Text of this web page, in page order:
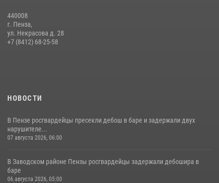
Начальник Управления Росгвардии по Пензенской области Павел
Пучков посетил 55-й Всероссийский Лермонтовский праздник
440008
г. Пенза,
ул. Некрасова д. 28
+7 (8412) 68-25-58
НОВОСТИ
В Пензе росгвардейцы пресекли дебош в баре и задержали двух
нарушителе...
07 августа 2026, 06:00
В Заводском районе Пензы росгвардейцы задержали дебошира в
баре
06 августа 2026, 05:00